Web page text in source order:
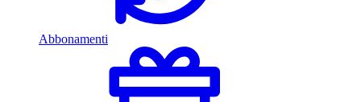
Abbonamenti